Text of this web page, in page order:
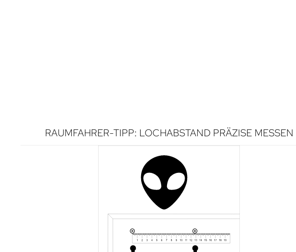
RAUMFAHRER-TIPP: LOCHABSTAND PRÄZISE MESSEN